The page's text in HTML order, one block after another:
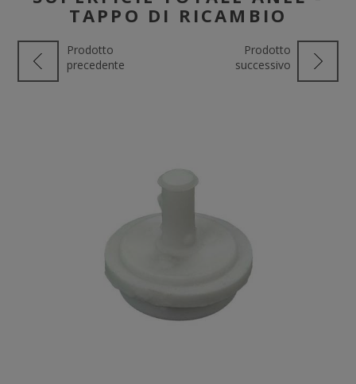
TAPPO DI RICAMBIO
Prodotto
precedente
Prodotto
successivo